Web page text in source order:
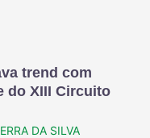
trend com
do XIII Circuito
DA SILVA